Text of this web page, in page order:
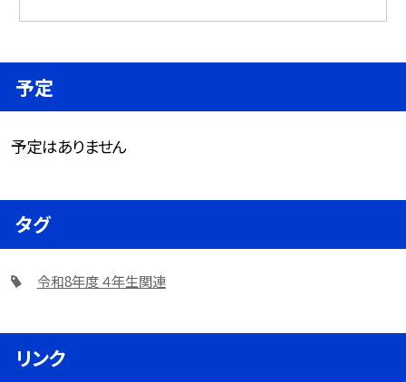
予定
予定はありません
タグ
令和8年度 ４年生関連
リンク